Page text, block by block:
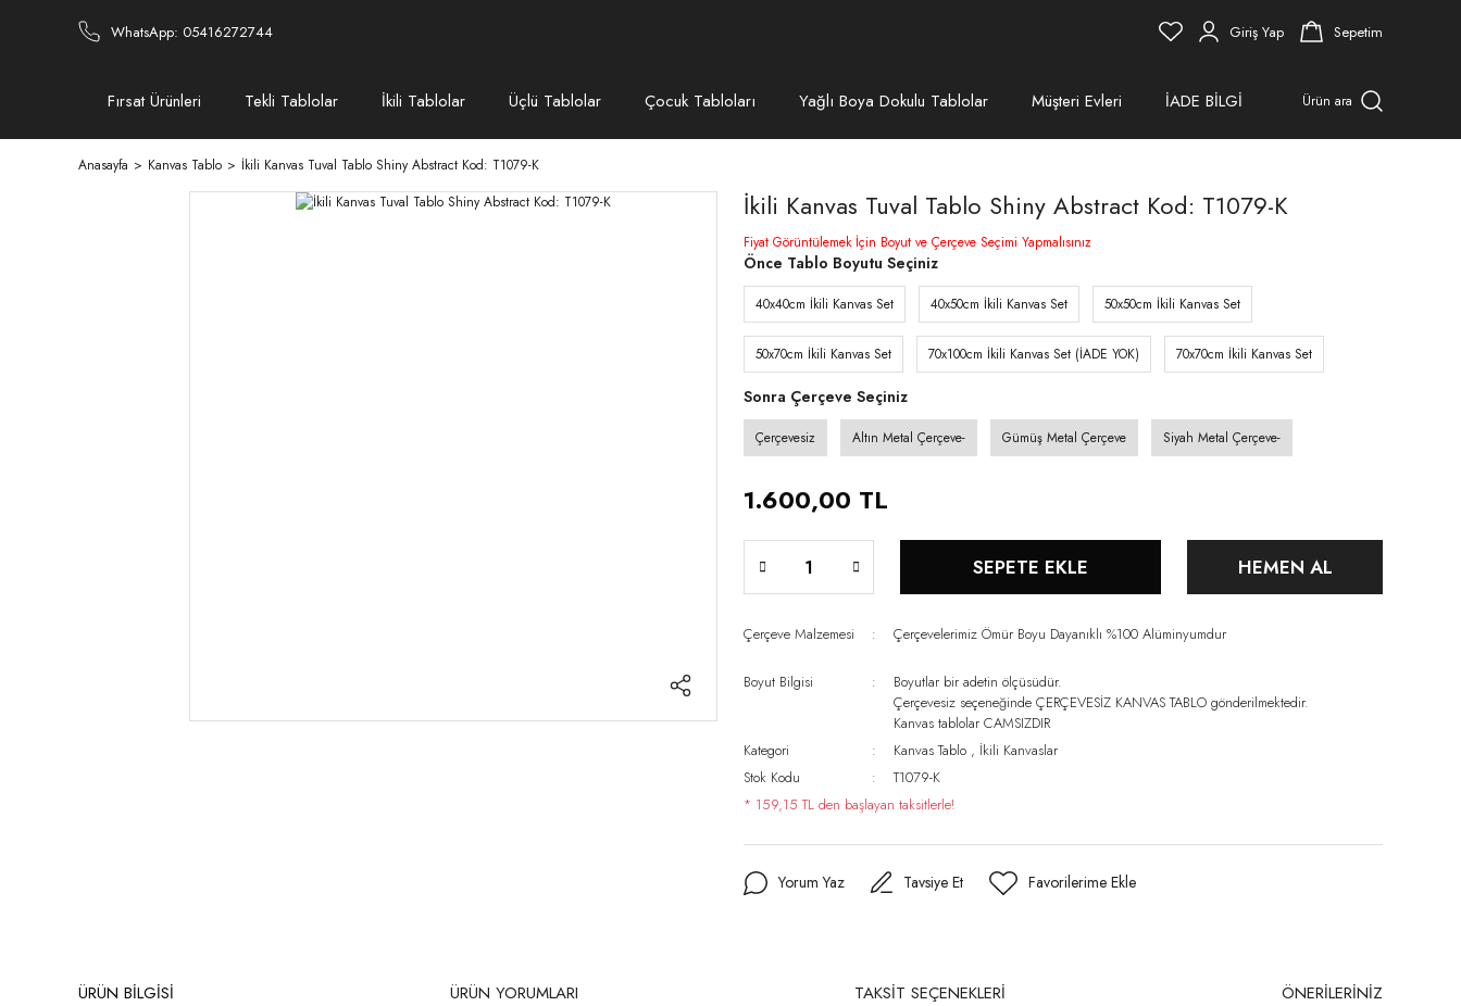
WhatsApp: 05416272744 Giriş Yap Sepetim
Fırsat Ürünleri Tekli Tablolar İkili Tablolar Üçlü Tablolar Çocuk Tabloları Yağlı Boya Dokulu Tablolar Müşteri Evleri İADE BİLGİ Ürün ara
Anasayfa Kanvas Tablo İkili Kanvas Tuval Tablo Shiny Abstract Kod: T1079-K
İkili Kanvas Tuval Tablo Shiny Abstract Kod: T1079-K
Fiyat Görüntülemek İçin Boyut ve Çerçeve Seçimi Yapmalısınız
Önce Tablo Boyutu Seçiniz
40x40cm İkili Kanvas Set 40x50cm İkili Kanvas Set 50x50cm İkili Kanvas Set
50x70cm İkili Kanvas Set 70x100cm İkili Kanvas Set (İADE YOK) 70x70cm İkili Kanvas Set
Sonra Çerçeve Seçiniz
Çerçevesiz Altın Metal Çerçeve- Gümüş Metal Çerçeve Siyah Metal Çerçeve-
1.600,00 TL
SEPETE EKLE HEMEN AL
Çerçeve Malzemesi Çerçevelerimiz Ömür Boyu Dayanıklı %100 Alüminyumdur
Boyut Bilgisi
Boyutlar bir adetin ölçüsüdür.
Çerçevesiz seçeneğinde ÇERÇEVESİZ KANVAS TABLO gönderilmektedir.
Kanvas tablolar CAMSIZDIR
Kategori
Kanvas Tablo , İkili Kanvaslar
Stok Kodu
T1079-K
* 159,15 TL den başlayan taksitlerle!
Yorum Yaz Tavsiye Et
ÜRÜN BİLGİSİ ÜRÜN YORUMLARI TAKSİT SEÇENEKLERİ ÖNERİLERİNİZ